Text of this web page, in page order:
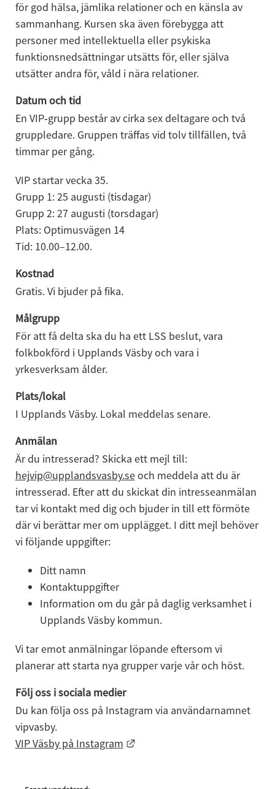
för god hälsa, jämlika relationer och en känsla av
sammanhang. Kursen ska även förebygga att
personer med intellektuella eller psykiska
funktionsnedsättningar utsätts för, eller själva
utsätter andra för, våld i nära relationer.
Datum och tid
En VIP‑grupp består av cirka sex deltagare och två
gruppledare. Gruppen träffas vid tolv tillfällen, två
timmar per gång.
VIP startar vecka 35.
Grupp 1: 25 augusti (tisdagar)
Grupp 2: 27 augusti (torsdagar)
Plats: Optimusvägen 14
Tid: 10.00–12.00.
Kostnad
Gratis. Vi bjuder på fika.
Målgrupp
För att få delta ska du ha ett LSS beslut, vara
folkbokförd i Upplands Väsby och vara i
yrkesverksam ålder.
Plats/lokal
I Upplands Väsby. Lokal meddelas senare.
Anmälan
Är du intresserad? Skicka ett mejl till:
hejvip@upplandsvasby.se och meddela att du är
intresserad. Efter att du skickat din intresseanmälan
tar vi kontakt med dig och bjuder in till ett förmöte
där vi berättar mer om upplägget. I ditt mejl behöver
vi följande uppgifter:
Ditt namn
Kontaktuppgifter
Information om du går på daglig verksamhet i
Upplands Väsby kommun.
Vi tar emot anmälningar löpande eftersom vi
planerar att starta nya grupper varje vår och höst.
Följ oss i sociala medier
Du kan följa oss på Instagram via användarnamnet
vipvasby.
VIP Väsby på Instagram
Länk till annan webbplats.